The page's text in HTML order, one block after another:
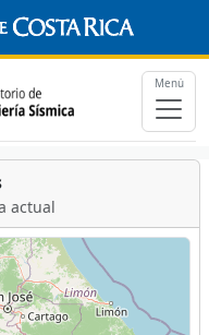
Menú
actual